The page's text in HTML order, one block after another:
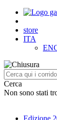
store
ITA
Cerca
Non sono stati
Edizione